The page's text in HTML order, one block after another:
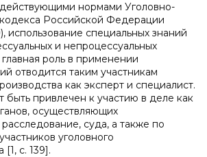
нормами Уголовно-
Российской Федерации
специальных знаний
и непроцессуальных
роль в применении
отводится таким участникам
как эксперт и специалист.
быть привлечен к участию в деле как
осуществляющих
суда, а также по
уголовного
[1, с. 139].